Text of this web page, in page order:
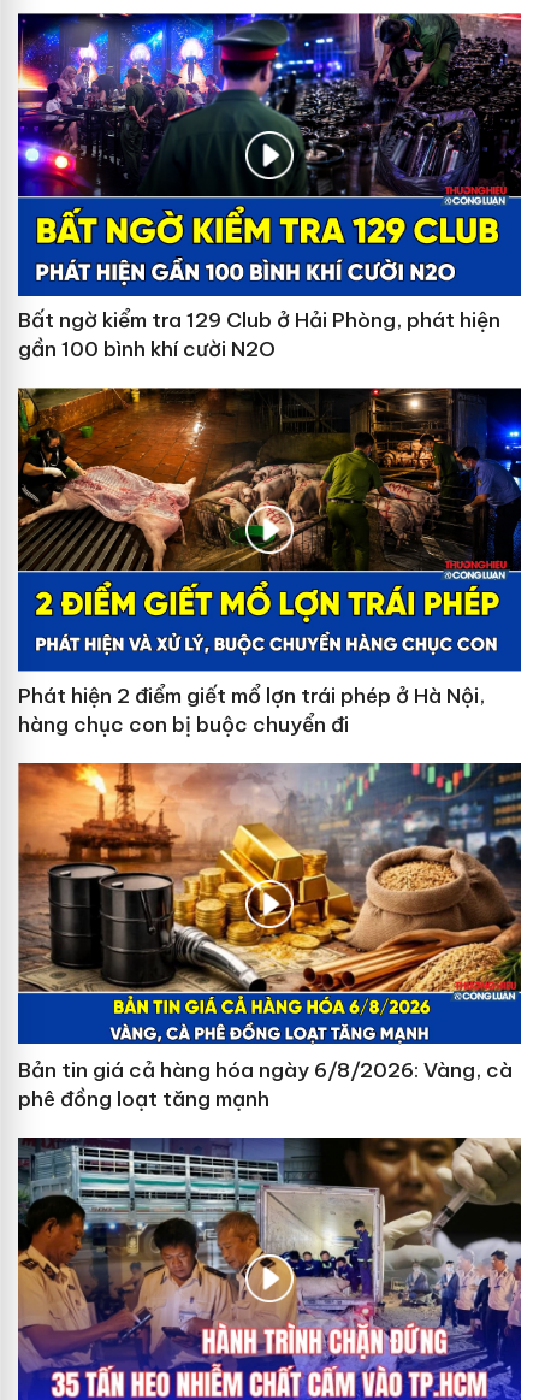
Bất ngờ kiểm tra 129 Club ở Hải Phòng, phát hiện
gần 100 bình khí cười N2O
Phát hiện 2 điểm giết mổ lợn trái phép ở Hà Nội,
hàng chục con bị buộc chuyển đi
Bản tin giá cả hàng hóa ngày 6/8/2026: Vàng, cà
phê đồng loạt tăng mạnh